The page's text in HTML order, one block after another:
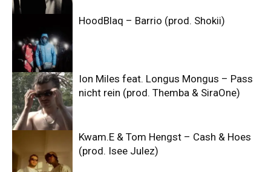
HoodBlaq – Barrio (prod. Shokii)
Ion Miles feat. Longus Mongus – Pass
nicht rein (prod. Themba & SiraOne)
Kwam.E & Tom Hengst – Cash & Hoes
(prod. Isee Julez)